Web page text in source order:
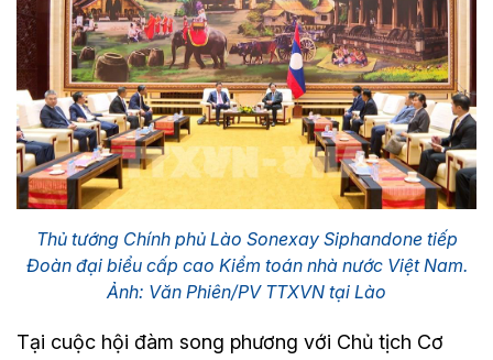
Thủ tướng Chính phủ Lào Sonexay Siphandone tiếp
Đoàn đại biểu cấp cao Kiểm toán nhà nước Việt Nam.
Ảnh: Văn Phiên/PV TTXVN tại Lào
Tại cuộc hội đàm song phương với Chủ tịch Cơ